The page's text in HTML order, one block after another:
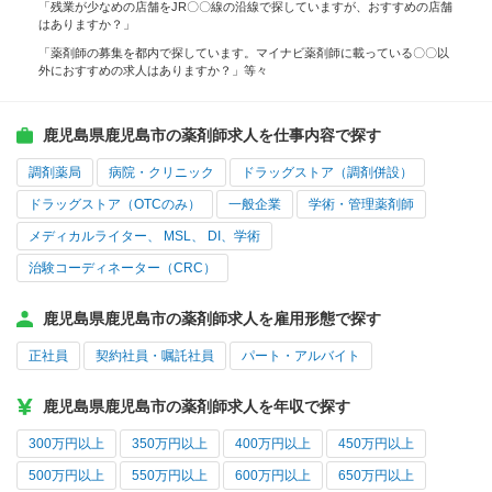
「残業が少なめの店舗をJR〇〇線の沿線で探していますが、おすすめの店舗
はありますか？」
「薬剤師の募集を都内で探しています。マイナビ薬剤師に載っている〇〇以
外におすすめの求人はありますか？」等々
鹿児島県鹿児島市の薬剤師求人を仕事内容で探す
調剤薬局 病院・クリニック ドラッグストア（調剤併設）
ドラッグストア（OTCのみ） 一般企業 学術・管理薬剤師
メディカルライター、 MSL、 DI、学術
治験コーディネーター（CRC）
鹿児島県鹿児島市の薬剤師求人を雇用形態で探す
正社員 契約社員・嘱託社員 パート・アルバイト
鹿児島県鹿児島市の薬剤師求人を年収で探す
300万円以上 350万円以上 400万円以上 450万円以上
500万円以上 550万円以上 600万円以上 650万円以上